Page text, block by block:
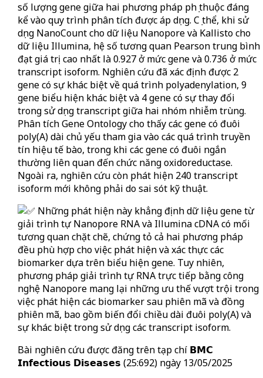
số lượng gene giữa hai phương pháp phụ thuộc đáng
kể vào quy trình phân tích được áp dụng. Cụ thể, khi sử
dụng NanoCount cho dữ liệu Nanopore và Kallisto cho
dữ liệu Illumina, hệ số tương quan Pearson trung bình
đạt giá trị cao nhất là 0.927 ở mức gene và 0.736 ở mức
transcript isoform. Nghiên cứu đã xác định được 2
gene có sự khác biệt về quá trình polyadenylation, 9
gene biểu hiện khác biệt và 4 gene có sự thay đổi
trong sử dụng transcript giữa hai nhóm nhiễm trùng.
Phân tích Gene Ontology cho thấy các gene có đuôi
poly(A) dài chủ yếu tham gia vào các quá trình truyền
tín hiệu tế bào, trong khi các gene có đuôi ngắn
thường liên quan đến chức năng oxidoreductase.
Ngoài ra, nghiên cứu còn phát hiện 240 transcript
isoform mới không phải do sai sót kỹ thuật.
Những phát hiện này khẳng định dữ liệu gene từ
giải trình tự Nanopore RNA và Illumina cDNA có mối
tương quan chặt chẽ, chứng tỏ cả hai phương pháp
đều phù hợp cho việc phát hiện và xác thực các
biomarker dựa trên biểu hiện gene. Tuy nhiên,
phương pháp giải trình tự RNA trực tiếp bằng công
nghệ Nanopore mang lại những ưu thế vượt trội trong
việc phát hiện các biomarker sau phiên mã và đồng
phiên mã, bao gồm biến đổi chiều dài đuôi poly(A) và
sự khác biệt trong sử dụng các transcript isoform.
Bài nghiên cứu được đăng trên tạp chí 𝗕𝗠𝗖
𝗜𝗻𝗳𝗲𝗰𝘁𝗶𝗼𝘂𝘀 𝗗𝗶𝘀𝗲𝗮𝘀𝗲𝘀 (25:692) ngày 13/05/2025